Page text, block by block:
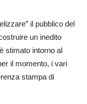
il pubblico del
un inedito
stimato intorno al
il momento, i vari
stampa di